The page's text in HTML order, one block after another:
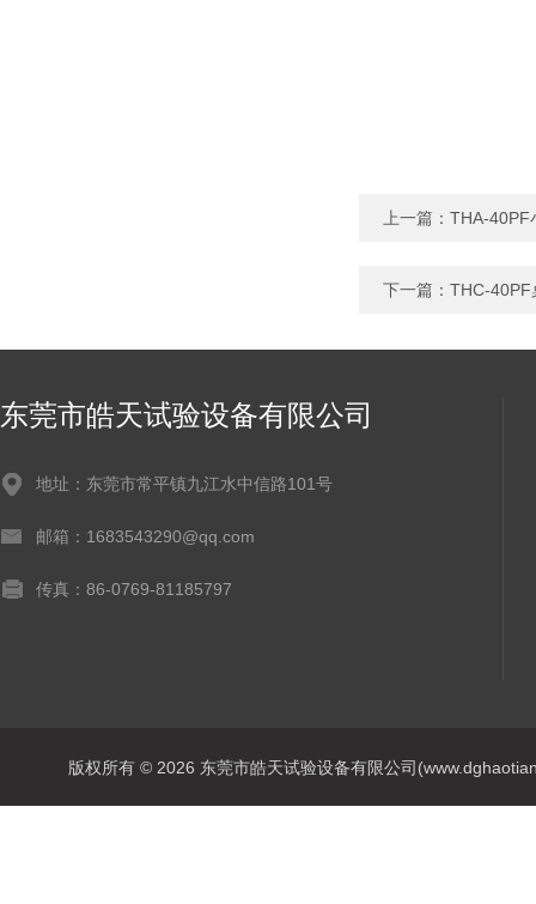
上一篇： THA-40PF
下一篇： THC-40PF
东莞市皓天试验设备有限公司
地址：东莞市常平镇九江水中信路101号
邮箱：1683543290@qq.com
传真：86-0769-81185797
版权所有 © 2026 东莞市皓天试验设备有限公司